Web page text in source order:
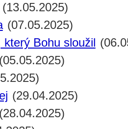
(13.05.2025)
(07.05.2025)
Bohu sloužil
(05.05.2025)
(29.04.2025)
(28.04.2025)